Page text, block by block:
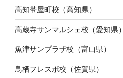
高知帯屋町校（高知県）
高蔵寺サンマルシェ校（愛知県）
魚津サンプラザ校（富山県）
鳥栖フレスポ校（佐賀県）